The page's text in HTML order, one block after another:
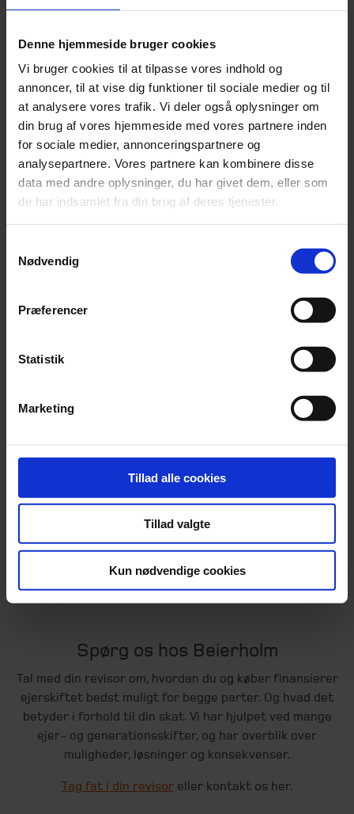
Denne hjemmeside bruger cookies
Vi bruger cookies til at tilpasse vores indhold og
annoncer, til at vise dig funktioner til sociale medier og til
at analysere vores trafik. Vi deler også oplysninger om
din brug af vores hjemmeside med vores partnere inden
for sociale medier, annonceringspartnere og
analysepartnere. Vores partnere kan kombinere disse
data med andre oplysninger, du har givet dem, eller som
de har indsamlet fra din brug af deres tjenester.
Nødvendig
Præferencer
Statistik
Marketing
Tillad alle cookies
Tillad valgte
Kun nødvendige cookies
købesum, der kan dække det skattekrav, du bliver mødt
Hvordan, du bliver beskattet, afhænger af mange
faktorer. Blandt andet om ejerskiftet sker inden for
familien og med succession. Og hvordan købsprisen
bliver opstillet og betalt. For eksempel bliver du som
sælger straks beskattet ved salg af goodwill, mens
køber kan afskrive købet over de kommende år og
dermed opnå skattebesparelse.
Læs mere om generationsskifte med succession her
Spørg os hos Beierholm
Tal med din revisor om, hvordan du og køber finansierer
ejerskiftet bedst muligt for begge parter. Og hvad det
betyder i forhold til din skat. Vi har hjulpet ved mange
ejer- og generationsskifter, og har overblik over
muligheder, løsninger og konsekvenser.
Tag fat i din revisoreller kontakt os her.